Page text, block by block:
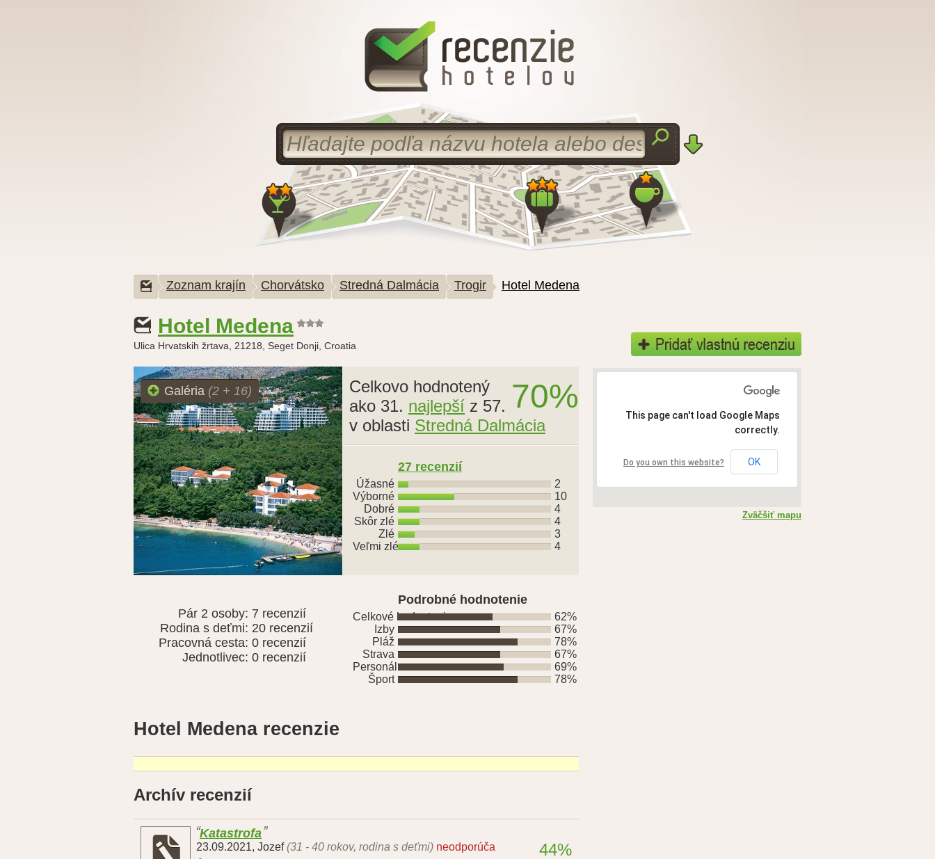
Zoznam krajín Chorvátsko Stredná Dalmácia Trogir Hotel Medena
Hotel Medena
Ulica Hrvatskih žrtava, 21218, Seget Donji, Croatia
Galéria (2 + 16) 70%
Celkovo hodnotený
ako 31. najlepší z 57.
v oblasti Stredná Dalmácia
27 recenzií
Úžasné
2
Výborné
10
Dobré
4
Skôr zlé
4
Zlé
3
Veľmi zlé
4
Pár 2 osoby: 7 recenzií
Rodina s deťmi: 20 recenzií
Pracovná cesta: 0 recenzií
Jednotlivec: 0 recenzií
Podrobné hodnotenie
Celkové hodnotenie
62%
Izby
67%
Pláž
78%
Strava
67%
Personál
69%
Šport
78%
Hotel Medena recenzie
Archív recenzií
Katastrofa
23.09.2021, Jozef (31 - 40 rokov, rodina s deťmi) neodporúča 44%
This page can't load Google Maps
correctly.
Do you own this website? OK
Zväčšiť mapu